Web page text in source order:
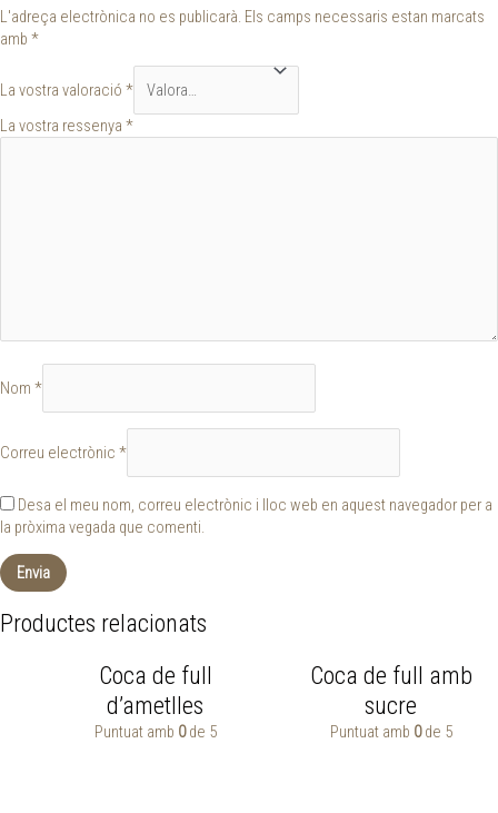
L'adreça electrònica no es publicarà. Els camps necessaris estan marcats
amb *
La vostra valoració *
La vostra ressenya *
Nom *
Correu electrònic *
Desa el meu nom, correu electrònic i lloc web en aquest navegador per a
la pròxima vegada que comenti.
Productes relacionats
Coca de full
d’ametlles
Puntuat amb 0de 5
Coca de full amb
sucre
Puntuat amb 0de 5